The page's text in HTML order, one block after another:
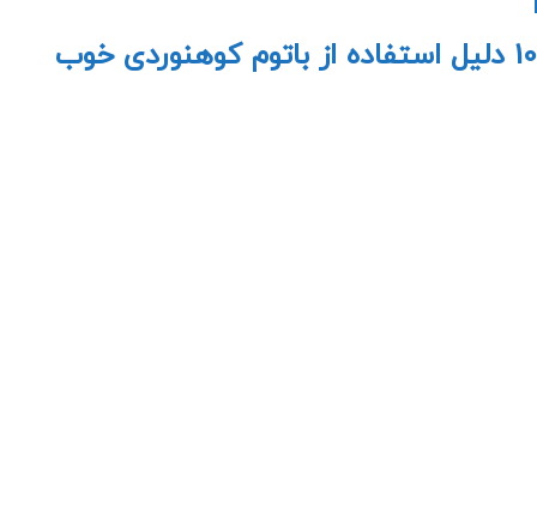
10 دلیل استفاده از باتوم کوهنوردی خوب